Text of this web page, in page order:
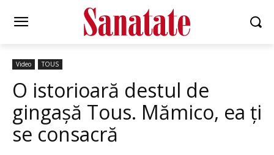
Video TOUS
O istorioară destul de
gingașă Tous. Mămico, ea ți
se consacră